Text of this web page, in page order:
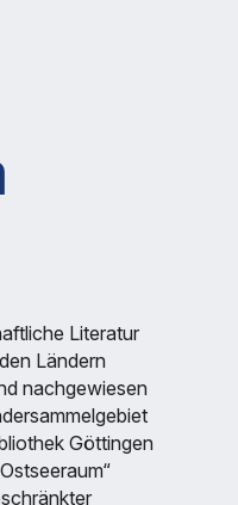
Literatur
Ländern
nachgewiesen
Göttingen